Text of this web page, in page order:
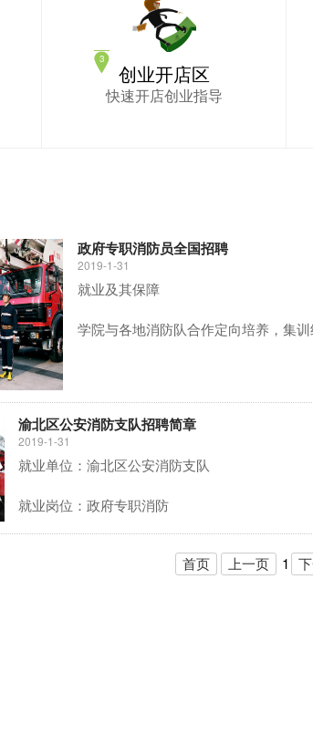
创业开店区
快速开店创业指导
政府专职消防员全国招聘
2019-1-31
就业及其保障
学院与各地消防队合作定向培养，集
渝北区公安消防支队招聘简章
2019-1-31
就业单位：渝北区公安消防支队
就业岗位：政府专职消防
首页 上一页 1